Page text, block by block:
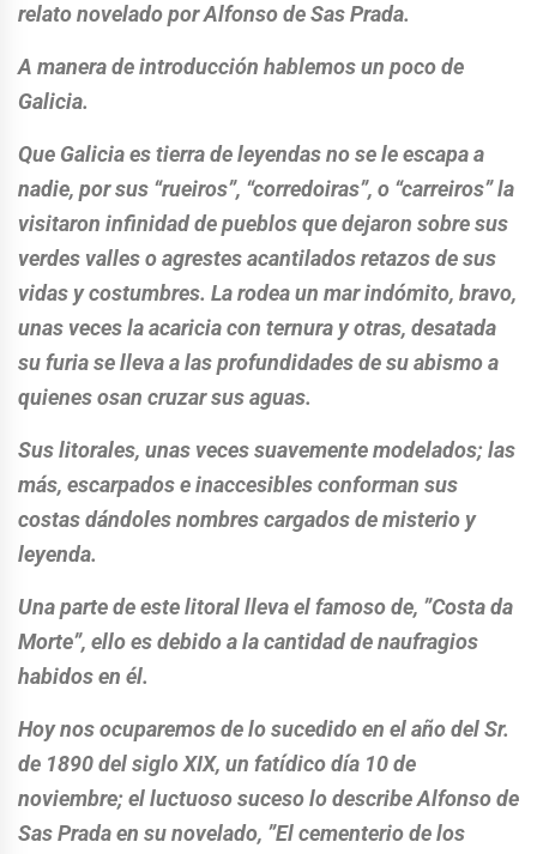
relato novelado por Alfonso de Sas Prada.
A manera de introducción hablemos un poco de
Galicia.
Que Galicia es tierra de leyendas no se le escapa a
nadie, por sus “rueiros”, “corredoiras”, o “carreiros” la
visitaron infinidad de pueblos que dejaron sobre sus
verdes valles o agrestes acantilados retazos de sus
vidas y costumbres. La rodea un mar indómito, bravo,
unas veces la acaricia con ternura y otras, desatada
su furia se lleva a las profundidades de su abismo a
quienes osan cruzar sus aguas.
Sus litorales, unas veces suavemente modelados; las
más, escarpados e inaccesibles conforman sus
costas dándoles nombres cargados de misterio y
leyenda.
Una parte de este litoral lleva el famoso de, ”Costa da
Morte”, ello es debido a la cantidad de naufragios
habidos en él.
Hoy nos ocuparemos de lo sucedido en el año del Sr.
de 1890 del siglo XIX, un fatídico día 10 de
noviembre; el luctuoso suceso lo describe Alfonso de
Sas Prada en su novelado, ”El cementerio de los